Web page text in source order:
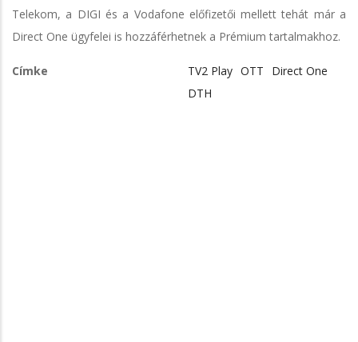
Telekom, a DIGI és a Vodafone előfizetői mellett tehát már a
Direct One ügyfelei is hozzáférhetnek a Prémium tartalmakhoz.
Címke TV2 Play OTT
Direct One
DTH